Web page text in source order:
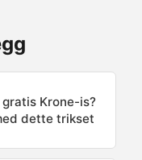
Krone-is?
dette trikset